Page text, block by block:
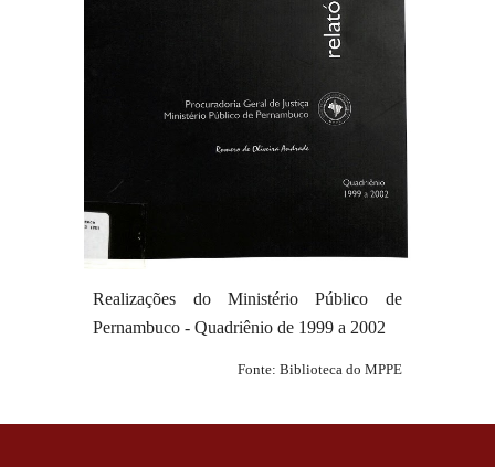
Realizações do Ministério Público de
Pernambuco - Quadriênio de 1999 a 2002
Fonte: Biblioteca do MPPE